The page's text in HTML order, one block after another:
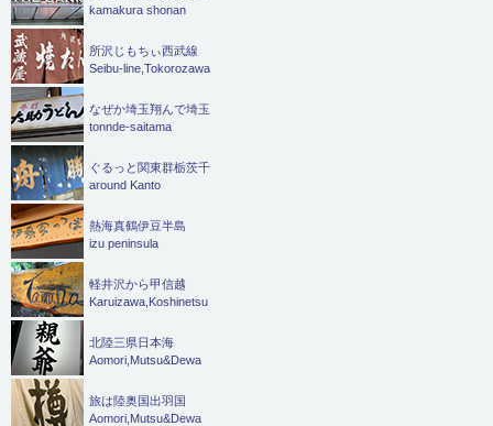
kamakura shonan
所沢じもちぃ西武線
Seibu-line,Tokorozawa
なぜか埼玉翔んで埼玉
tonnde-saitama
ぐるっと関東群栃茨千
around Kanto
熱海真鶴伊豆半島
izu peninsula
軽井沢から甲信越
Karuizawa,Koshinetsu
北陸三県日本海
Aomori,Mutsu&Dewa
旅は陸奥国出羽国
Aomori,Mutsu&Dewa